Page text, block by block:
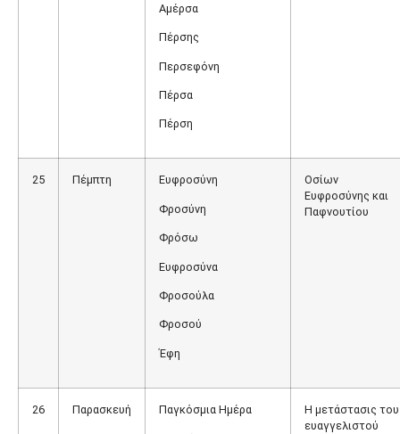
Αμέρσα
Πέρσης
Περσεφόνη
Πέρσα
Πέρση
25 Πέμπτη Ευφροσύνη
Φροσύνη
Φρόσω
Ευφροσύνα
Φροσούλα
Φροσού
Έφη
Οσίων
Ευφροσύνης και
Παφνουτίου
26 Παρασκευή Παγκόσμια Ημέρα
Η μετάστασις του
ευαγγελιστού